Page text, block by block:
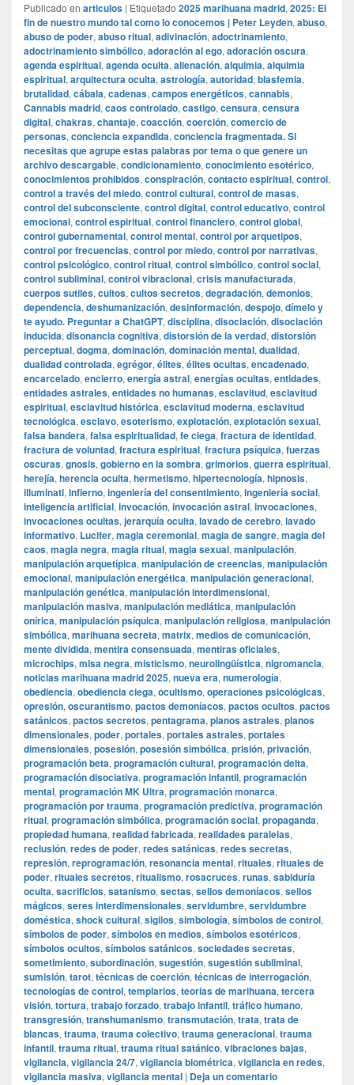
Publicado en articulos | Etiquetado 2025 marihuana madrid, 2025: El
fin de nuestro mundo tal como lo conocemos | Peter Leyden, abuso,
abuso de poder, abuso ritual, adivinación, adoctrinamiento,
adoctrinamiento simbólico, adoración al ego, adoración oscura,
agenda espiritual, agenda oculta, alienación, alquimia, alquimia
espiritual, arquitectura oculta, astrología, autoridad, blasfemia,
brutalidad, cábala, cadenas, campos energéticos, cannabis,
Cannabis madrid, caos controlado, castigo, censura, censura
digital, chakras, chantaje, coacción, coerción, comercio de
personas, conciencia expandida, conciencia fragmentada. Si
necesitas que agrupe estas palabras por tema o que genere un
archivo descargable, condicionamiento, conocimiento esotérico,
conocimientos prohibidos, conspiración, contacto espiritual, control,
control a través del miedo, control cultural, control de masas,
control del subconsciente, control digital, control educativo, control
emocional, control espiritual, control financiero, control global,
control gubernamental, control mental, control por arquetipos,
control por frecuencias, control por miedo, control por narrativas,
control psicológico, control ritual, control simbólico, control social,
control subliminal, control vibracional, crisis manufacturada,
cuerpos sutiles, cultos, cultos secretos, degradación, demonios,
dependencia, deshumanización, desinformación, despojo, dímelo y
te ayudo. Preguntar a ChatGPT, disciplina, disociación, disociación
inducida, disonancia cognitiva, distorsión de la verdad, distorsión
perceptual, dogma, dominación, dominación mental, dualidad,
dualidad controlada, egrégor, élites, élites ocultas, encadenado,
encarcelado, encierro, energía astral, energías ocultas, entidades,
entidades astrales, entidades no humanas, esclavitud, esclavitud
espiritual, esclavitud histórica, esclavitud moderna, esclavitud
tecnológica, esclavo, esoterismo, explotación, explotación sexual,
falsa bandera, falsa espiritualidad, fe ciega, fractura de identidad,
fractura de voluntad, fractura espiritual, fractura psíquica, fuerzas
oscuras, gnosis, gobierno en la sombra, grimorios, guerra espiritual,
herejía, herencia oculta, hermetismo, hipertecnología, hipnosis,
illuminati, infierno, ingeniería del consentimiento, ingeniería social,
inteligencia artificial, invocación, invocación astral, invocaciones,
invocaciones ocultas, jerarquía oculta, lavado de cerebro, lavado
informativo, Lucifer, magia ceremonial, magia de sangre, magia del
caos, magia negra, magia ritual, magia sexual, manipulación,
manipulación arquetípica, manipulación de creencias, manipulación
emocional, manipulación energética, manipulación generacional,
manipulación genética, manipulación interdimensional,
manipulación masiva, manipulación mediática, manipulación
onírica, manipulación psíquica, manipulación religiosa, manipulación
simbólica, marihuana secreta, matrix, medios de comunicación,
mente dividida, mentira consensuada, mentiras oficiales,
microchips, misa negra, misticismo, neurolingüística, nigromancia,
noticias marihuana madrid 2025, nueva era, numerología,
obediencia, obediencia ciega, ocultismo, operaciones psicológicas,
opresión, oscurantismo, pactos demoníacos, pactos ocultos, pactos
satánicos, pactos secretos, pentagrama, planos astrales, planos
dimensionales, poder, portales, portales astrales, portales
dimensionales, posesión, posesión simbólica, prisión, privación,
programación beta, programación cultural, programación delta,
programación disociativa, programación infantil, programación
mental, programación MK Ultra, programación monarca,
programación por trauma, programación predictiva, programación
ritual, programación simbólica, programación social, propaganda,
propiedad humana, realidad fabricada, realidades paralelas,
reclusión, redes de poder, redes satánicas, redes secretas,
represión, reprogramación, resonancia mental, rituales, rituales de
poder, rituales secretos, ritualismo, rosacruces, runas, sabiduría
oculta, sacrificios, satanismo, sectas, sellos demoníacos, sellos
mágicos, seres interdimensionales, servidumbre, servidumbre
doméstica, shock cultural, sigilos, simbología, símbolos de control,
símbolos de poder, símbolos en medios, símbolos esotéricos,
símbolos ocultos, símbolos satánicos, sociedades secretas,
sometimiento, subordinación, sugestión, sugestión subliminal,
sumisión, tarot, técnicas de coerción, técnicas de interrogación,
tecnologías de control, templarios, teorias de marihuana, tercera
visión, tortura, trabajo forzado, trabajo infantil, tráfico humano,
transgresión, transhumanismo, transmutación, trata, trata de
blancas, trauma, trauma colectivo, trauma generacional, trauma
infantil, trauma ritual, trauma ritual satánico, vibraciones bajas,
vigilancia, vigilancia 24/7, vigilancia biométrica, vigilancia en redes,
vigilancia masiva, vigilancia mental | Deja un comentario